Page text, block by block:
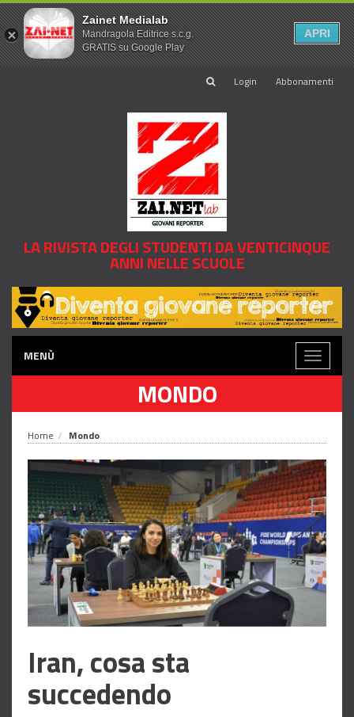
Login Abbonamenti
LA RIVISTA DEGLI STUDENTI DA VENTICINQUE
ANNI NELLE SCUOLE
MENÙ
Toggle
MONDO
Home Mondo
Iran, cosa sta
succedendo
Zainet Medialab
Mandragola Editrice s.c.g.
GRATIS su Google Play
APRI